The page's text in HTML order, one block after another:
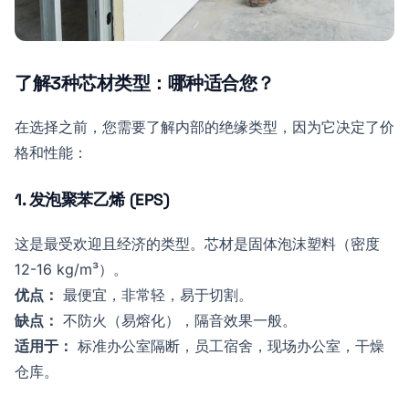
了解3种芯材类型：哪种适合您？
在选择之前，您需要了解内部的绝缘类型，因为它决定了价
格和性能：
1. 发泡聚苯乙烯 (EPS)
这是最受欢迎且经济的类型。芯材是固体泡沫塑料（密度
12-16 kg/m³）。
优点： 最便宜，非常轻，易于切割。
缺点： 不防火（易熔化），隔音效果一般。
适用于： 标准办公室隔断，员工宿舍，现场办公室，干燥
仓库。